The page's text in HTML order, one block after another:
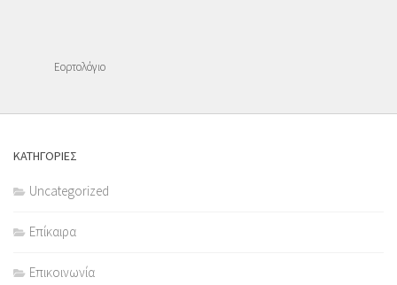
Εορτολόγιο
ΚΑΤΗΓΟΡΙΕΣ
Uncategorized
Επίκαιρα
Επικοινωνία